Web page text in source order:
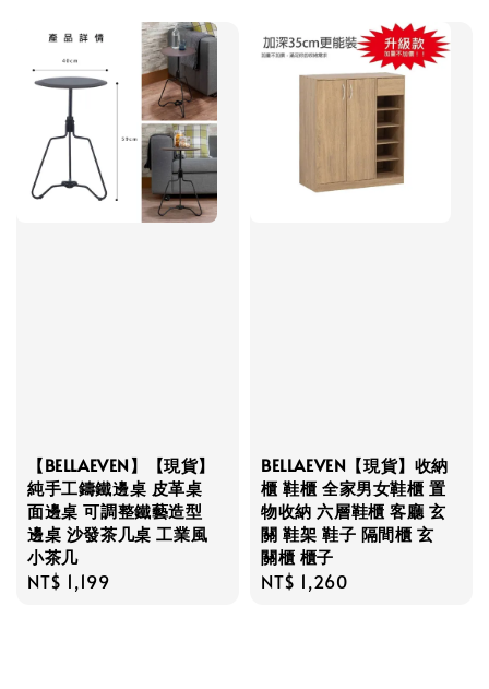
【BELLAEVEN】【現貨】
純手工鑄鐵邊桌 皮革桌
面邊桌 可調整鐵藝造型
邊桌 沙發茶几桌 工業風
小茶几
Regular
NT$ 1,199
BELLAEVEN【現貨】收納
櫃 鞋櫃 全家男女鞋櫃 置
物收納 六層鞋櫃 客廳 玄
關 鞋架 鞋子 隔間櫃 玄
關櫃 櫃子
Regular
NT$ 1,260